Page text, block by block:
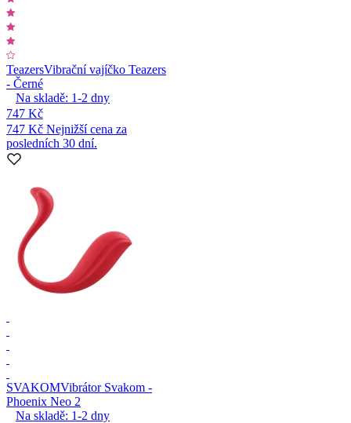
TeazersVibrační vajíčko Teazers
- Černé
Na skladě: 1-2 dny
747 Kč
747 Kč Nejnižší cena za
posledních 30 dní.
SVAKOMVibrátor Svakom -
Phoenix Neo 2
Na skladě: 1-2 dny